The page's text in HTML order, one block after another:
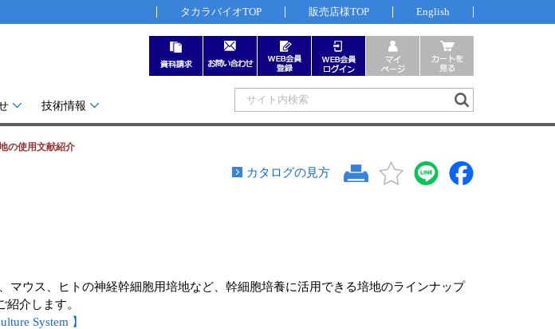
タカラバイオTOP 販売店様TOP English
技術情報
の使用文献紹介
カタログの見方
マウス、ヒトの神経幹細胞用培地など、幹細胞培養に活用できる培地のラインナップ
介します。
System 】